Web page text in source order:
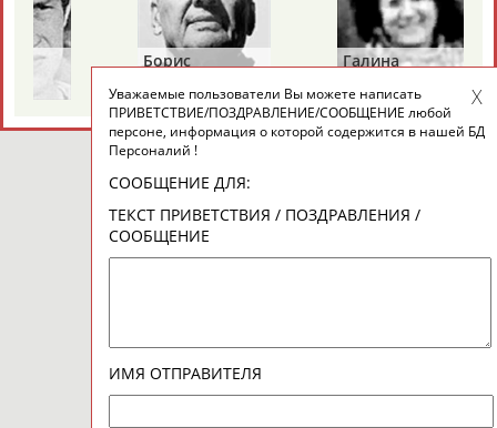
Уважаемые пользователи Вы можете написать
ПРИВЕТСТВИЕ/ПОЗДРАВЛЕНИЕ/СООБЩЕНИЕ любой
персоне, информация о которой содержится в нашей БД
Персоналий !
СООБЩЕНИЕ ДЛЯ:
ТЕКСТ ПРИВЕТСТВИЯ / ПОЗДРАВЛЕНИЯ /
СООБЩЕНИЕ
ИМЯ ОТПРАВИТЕЛЯ